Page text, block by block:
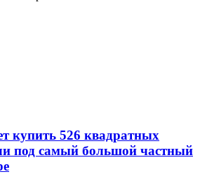
купить 526 квадратных
под самый большой частный